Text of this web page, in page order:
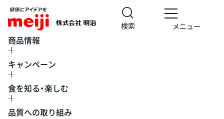
検索 メニュー
商品情報
キャンペーン
食を知る・楽しむ
品質への取り組み